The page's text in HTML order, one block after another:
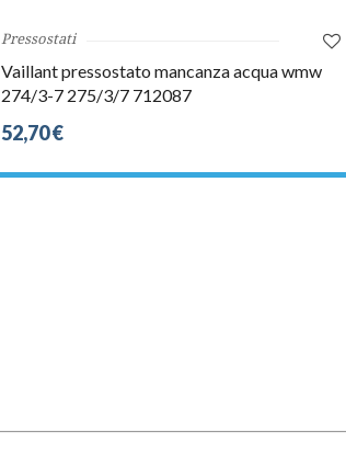
Pressostati
Vaillant pressostato mancanza acqua wmw
274/3-7 275/3/7 712087
52,70 €